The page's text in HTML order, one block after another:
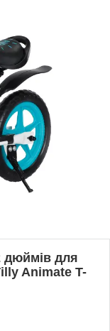
дюймів для
Animate T-